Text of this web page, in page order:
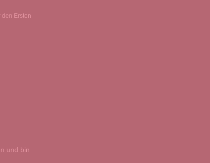
Ersten
und bin